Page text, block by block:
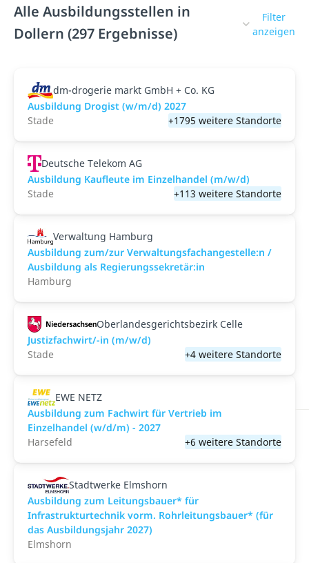
Alle Ausbildungsstellen in
Dollern (297 Ergebnisse)
Filter
anzeigen
dm-drogerie markt GmbH + Co. KG
Ausbildung Drogist (w/m/d) 2027
Stade
+1795 weitere Standorte
Deutsche Telekom AG
Ausbildung Kaufleute im Einzelhandel (m/w/d)
Stade
+113 weitere Standorte
Verwaltung Hamburg
Ausbildung zum/zur Verwaltungsfachangestelle:n /
Ausbildung als Regierungssekretär:in
Hamburg
Oberlandesgerichtsbezirk Celle
Justizfachwirt/-in (m/w/d)
Stade
+4 weitere Standorte
EWE NETZ
Ausbildung zum Fachwirt für Vertrieb im
Einzelhandel (w/d/m) - 2027
Harsefeld
+6 weitere Standorte
Stadtwerke Elmshorn
Ausbildung zum Leitungsbauer* für
Infrastrukturtechnik vorm. Rohrleitungsbauer* (für
das Ausbildungsjahr 2027)
Elmshorn